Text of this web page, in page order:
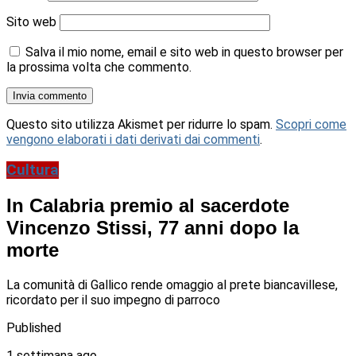
Sito web
Salva il mio nome, email e sito web in questo browser per
la prossima volta che commento.
Questo sito utilizza Akismet per ridurre lo spam. Scopri come
vengono elaborati i dati derivati dai commenti.
Cultura
In Calabria premio al sacerdote
Vincenzo Stissi, 77 anni dopo la
morte
La comunità di Gallico rende omaggio al prete biancavillese,
ricordato per il suo impegno di parroco
Published